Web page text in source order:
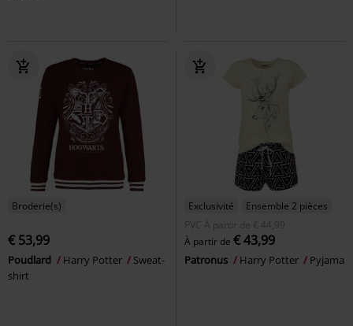
Broderie(s)
€ 53,99
Poudlard Harry Potter
Sweat-
shirt
Exclusivité
Ensemble 2 pièces
PVC
À partir de € 44,99
À partir de € 43,99
Patronus Harry Potter Pyjama